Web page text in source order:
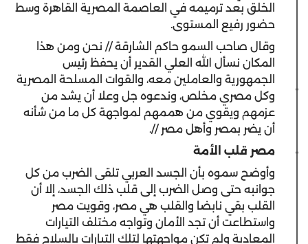
الخلق بعد ترميمه في العاصمة المصرية القاهرة وسط
حضور رفيع المستوى.
وقال صاحب السمو حاكم الشارقة // نحن ومن هذا
المكان نسأل الله العلي القدير أن يحفظ رئيس
الجمهورية والعاملين معه، والقوات المسلحة المصرية
وكل مصري مخلص، وندعوه جل وعلا أن يشد من
عزمهم ويقوي من هممهم لمواجهة كل ما من شأنه
أن يضر بمصر وأهل مصر //.
مصر قلب الأمة
وأوضح سموه بأن الجسد العربي تلقى الضرب من كل
جوانبه حتى وصل الضرب إلى قلب ذلك الجسد، إلا أن
القلب بقي نابضا والقلب هي مصر، وقويت مصر
واستطاعت أن تجد الأمان وتواجه مختلف التيارات
المعادية ولم تكن مواجهتها لتلك التيارات بالسلاح فقط